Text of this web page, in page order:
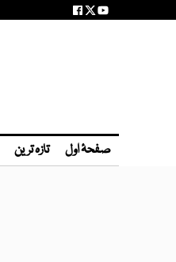
صفحۂ اول تازہ ترین